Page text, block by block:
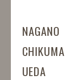
NAGANO
CHIKUMA
UEDA